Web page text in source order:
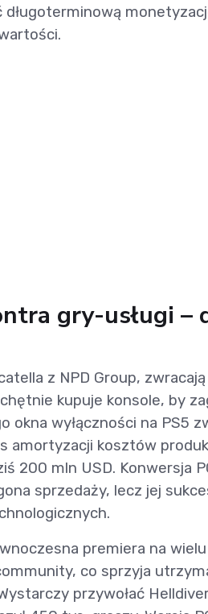
długoterminową
gry-usługi –
z NPD Group,
kupuje konsole, by
okna wyłączności na PS5
amortyzacji kosztów
200 mln USD. Konwersja
sprzedaży, lecz jej
premiera na
co sprzyja
przywołać